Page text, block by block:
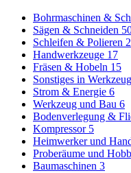
Bohrmaschinen &
Sägen & Schneiden
Schleifen & Polieren
Handwerkzeuge 17
Fräsen & Hobeln 15
Sonstiges in
Strom & Energie 6
Werkzeug und Bau 6
Bodenverlegung &
Kompressor 5
Heimwerker und
Proberäume und
Baumaschinen 3